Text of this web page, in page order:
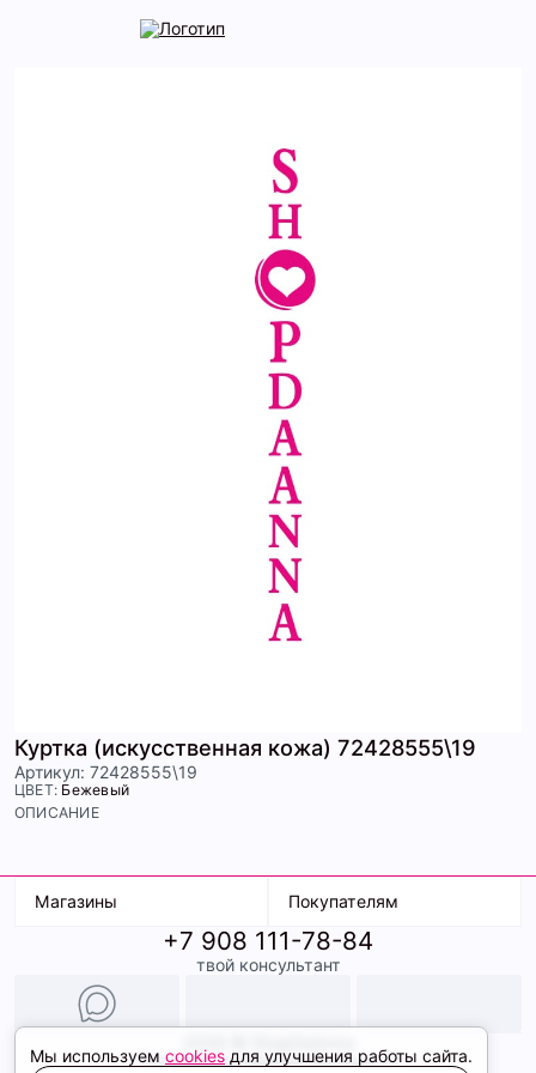
Куртка (искусственная кожа) 72428555\19
Артикул: 72428555\19
ЦВЕТ: Бежевый
ОПИСАНИЕ
Магазины
ТК Терминал
ТРК Континент
Покупателям
Доставка
Условия оплаты
Образы
+7 908 111-78-84
твой консультант
Политика конфиденциальности
Мы используем cookies для улучшения работы сайта.